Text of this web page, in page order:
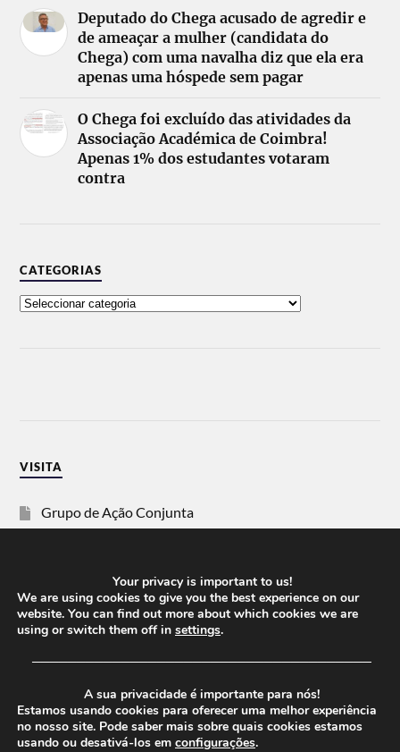
Deputado do Chega acusado de agredir e
de ameaçar a mulher (candidata do
Chega) com uma navalha diz que ela era
apenas uma hóspede sem pagar
O Chega foi excluído das atividades da
Associação Académica de Coimbra!
Apenas 1% dos estudantes votaram
contra
CATEGORIAS
VISITA
Grupo de Ação Conjunta
Vida Justa
dezanove
Your privacy is important to us!
We are using cookies to give you the best experience on our
website. You can find out more about which cookies we are
using or switch them off in settings.
──────────────────────────────────────
A sua privacidade é importante para nós!
Estamos usando cookies para oferecer uma melhor experiência
no nosso site. Pode saber mais sobre quais cookies estamos
usando ou desativá-los em configurações.